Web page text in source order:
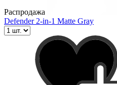
Распродажа
Defender 2-in-1 Matte Gray